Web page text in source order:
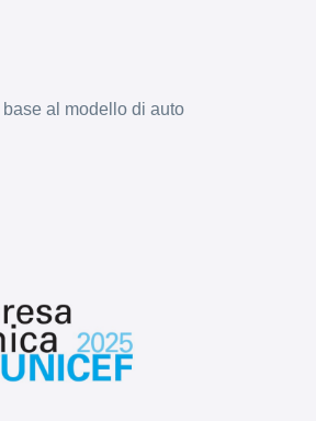
al modello di auto